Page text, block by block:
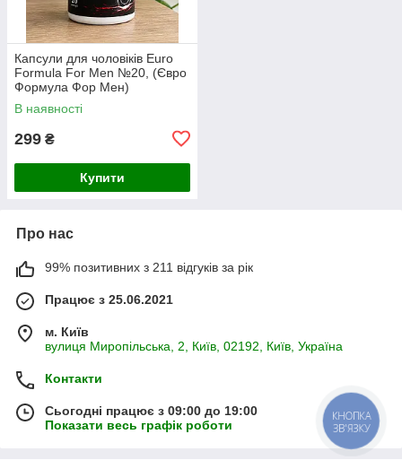
Капсули для чоловіків Euro
Formula For Men №20, (Євро
Формула Фор Мен)
В наявності
299 ₴
Купити
Про нас
99% позитивних з 211 відгуків за рік
Працює з 25.06.2021
м. Київ
вулиця Миропільська, 2, Київ, 02192, Київ, Україна
Контакти
Сьогодні працює з 09:00 до 19:00
Показати весь графік роботи
КНОПКА
ЗВ'ЯЗКУ